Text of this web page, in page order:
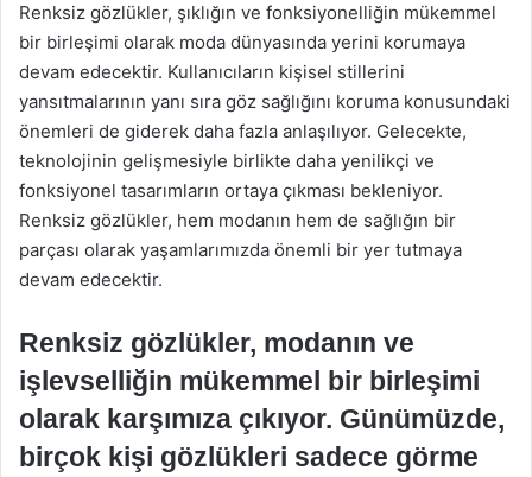
Renksiz gözlükler, şıklığın ve fonksiyonelliğin mükemmel
bir birleşimi olarak moda dünyasında yerini korumaya
devam edecektir. Kullanıcıların kişisel stillerini
yansıtmalarının yanı sıra göz sağlığını koruma konusundaki
önemleri de giderek daha fazla anlaşılıyor. Gelecekte,
teknolojinin gelişmesiyle birlikte daha yenilikçi ve
fonksiyonel tasarımların ortaya çıkması bekleniyor.
Renksiz gözlükler, hem modanın hem de sağlığın bir
parçası olarak yaşamlarımızda önemli bir yer tutmaya
devam edecektir.
Renksiz gözlükler, modanın ve
işlevselliğin mükemmel bir birleşimi
olarak karşımıza çıkıyor. Günümüzde,
birçok kişi gözlükleri sadece görme